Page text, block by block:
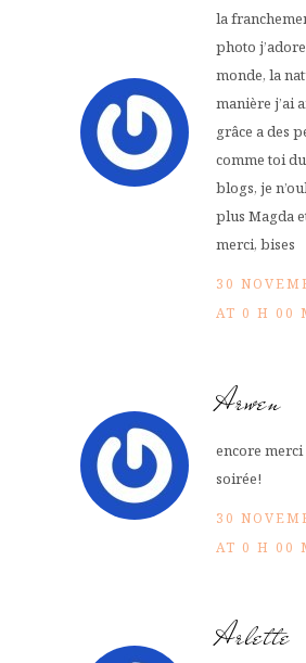
la
photo
monde, la
manière j’ai
grâce a des
comme toi
blogs, je
plus Magda
merci, bises
30
AT 0 H 00
Arwen
encore
soirée!
30
AT 0 H 00
Arlette